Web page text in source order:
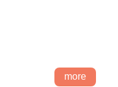
more